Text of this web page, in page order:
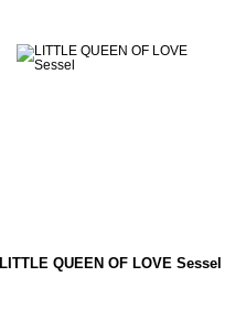
LITTLE QUEEN OF LOVE Sessel